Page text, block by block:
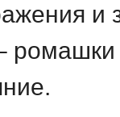
и